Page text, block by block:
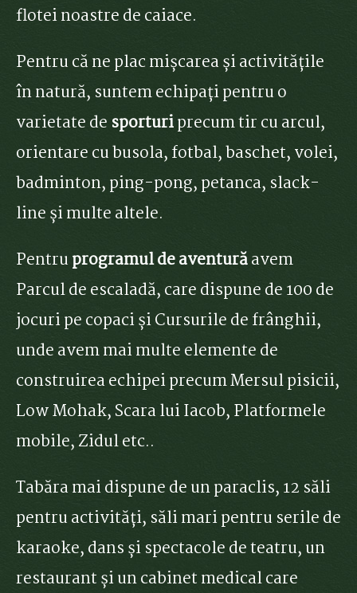
flotei noastre de caiace.
Pentru că ne plac mișcarea și activitățile
în natură, suntem echipați pentru o
varietate de sporturiprecum tir cu arcul,
orientare cu busola, fotbal, baschet, volei,
badminton, ping-pong, petanca, slack-
line și multe altele.
Pentruprogramul de aventurăavem
Parcul de escaladă, care dispune de 100 de
jocuri pe copaci și Cursurile de frânghii,
unde avem mai multe elemente de
construirea echipei precum Mersul pisicii,
Low Mohak, Scara lui Iacob, Platformele
mobile, Zidul etc..
Tabăra mai dispune de un paraclis, 12 săli
pentru activități, săli mari pentru serile de
karaoke, dans și spectacole de teatru, un
restaurant și un cabinet medical care